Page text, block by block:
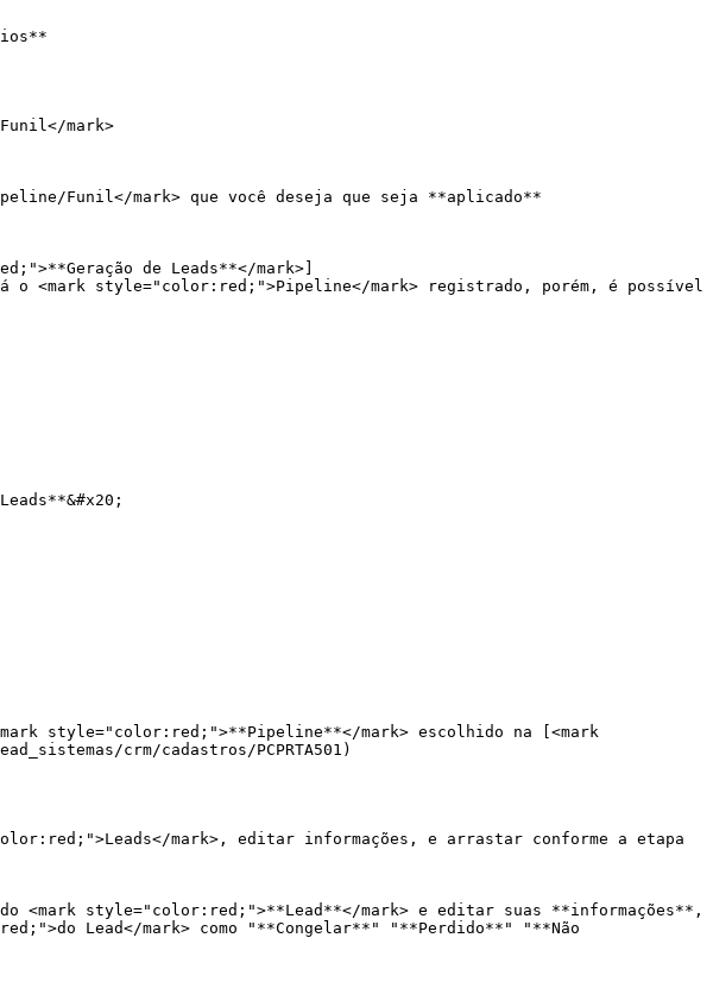
mark>
Funil</mark> que você deseja que seja **aplicado**
de Leads**</mark>]
o <mark style="color:red;">Pipeline</mark> registrado, porém, é possível
style="color:red;">**Pipeline**</mark> escolhido na [<mark
crm/cadastros/PCPRTA501)
mark>, editar informações, e arrastar conforme a etapa
<mark style="color:red;">**Lead**</mark> e editar suas **informações**,
Lead</mark> como "**Congelar**" "**Perdido**" "**Não